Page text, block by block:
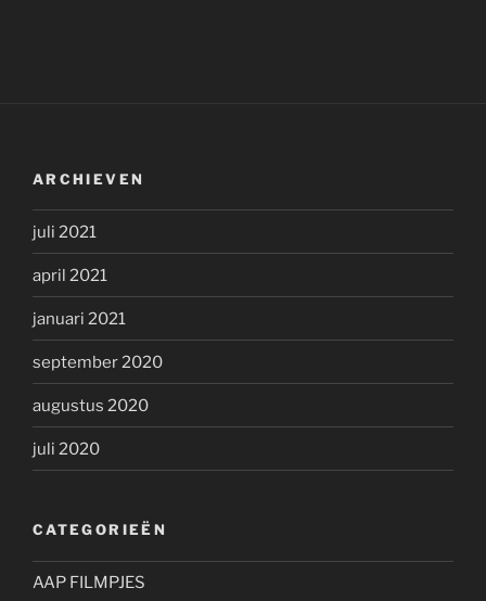
ARCHIEVEN
juli 2021
april 2021
januari 2021
september 2020
augustus 2020
juli 2020
CATEGORIEËN
AAP FILMPJES